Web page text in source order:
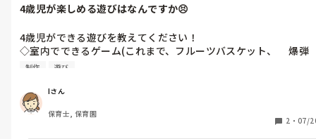
ジェットを使って、水をかけっこしたり、シャワーで遊んだりするの
も楽しいです。
4. **水を使った絵を描く**: プールサイドで大きな筆やスポンジを使
り、模様をつけたりするのも良いですね。
5. **水遊びゲーム**: 隠れんぼや、水の中でのバトンタッチゲーム、
水中リレーなど、水の中でできる遊びやゲームも楽しいです。
4歳児が楽しめる遊びはなんですか😣
4歳児ができる遊びを教えてください！
◇室内でできるゲーム(これまで、フルーツバスケット、     爆弾
ゲーム、椅子取りゲーム、わなげ、新聞紙じゃんけんはしまし
ました)
◇制作
制作 遊び
Iさん
保育士, 保育園
2 ・ 07/